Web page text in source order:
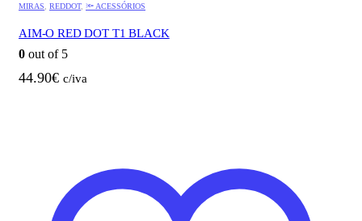
MIRAS REDDOT, 🔦 ACESSÓRIOS
AIM-O RED DOT T1 BLACK
0 out of 5
44.90€ c/iva